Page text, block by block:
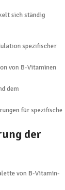
sich ständig
spezifischer
von B-Vitaminen
dem
für spezifische
der
von B-Vitamin-